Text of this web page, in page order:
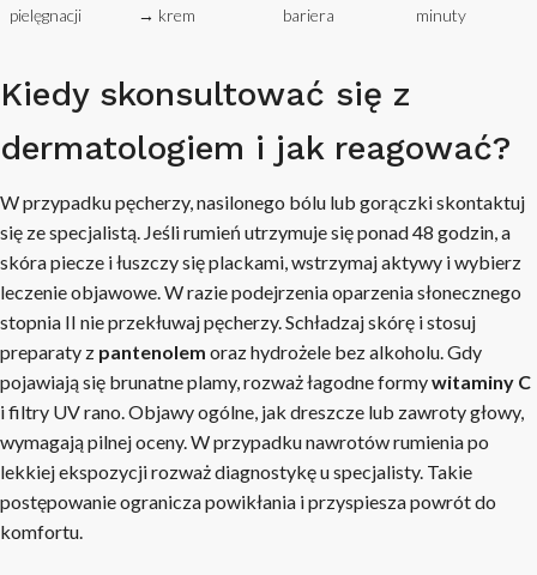
pielęgnacji
→ krem
bariera
minuty
Kiedy skonsultować się z
dermatologiem i jak reagować?
W przypadku pęcherzy, nasilonego bólu lub gorączki skontaktuj
się ze specjalistą. Jeśli rumień utrzymuje się ponad 48 godzin, a
skóra piecze i łuszczy się plackami, wstrzymaj aktywy i wybierz
leczenie objawowe. W razie podejrzenia oparzenia słonecznego
stopnia II nie przekłuwaj pęcherzy. Schładzaj skórę i stosuj
preparaty z pantenolem oraz hydrożele bez alkoholu. Gdy
pojawiają się brunatne plamy, rozważ łagodne formywitaminy C
i filtry UV rano. Objawy ogólne, jak dreszcze lub zawroty głowy,
wymagają pilnej oceny. W przypadku nawrotów rumienia po
lekkiej ekspozycji rozważ diagnostykę u specjalisty. Takie
postępowanie ogranicza powikłania i przyspiesza powrót do
komfortu.